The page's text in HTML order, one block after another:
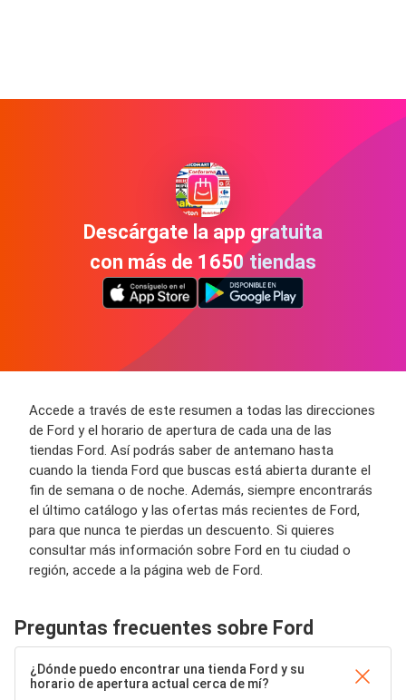
Descárgate la app gratuita
con más de 1650 tiendas
Accede a través de este resumen a todas las direcciones
de Ford y el horario de apertura de cada una de las
tiendas Ford. Así podrás saber de antemano hasta
cuando la tienda Ford que buscas está abierta durante el
fin de semana o de noche. Además, siempre encontrarás
el último catálogo y las ofertas más recientes de Ford,
para que nunca te pierdas un descuento. Si quieres
consultar más información sobre Ford en tu ciudad o
región, accede a la página web de Ford.
Preguntas frecuentes sobre Ford
¿Dónde puedo encontrar una tienda Ford y su
horario de apertura actual cerca de mí?